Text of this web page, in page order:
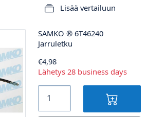
Lisää vertailuun
SAMKO ® 6T46240
Jarruletku
€4,98
Lähetys 28 business days